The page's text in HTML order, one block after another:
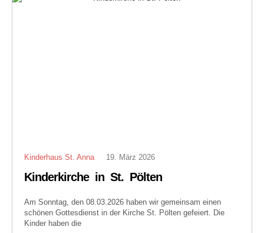
Kinderhaus St. Anna 19. März 2026
Kinderkirche in St. Pölten
Am Sonntag, den 08.03.2026 haben wir gemeinsam einen
schönen Gottesdienst in der Kirche St. Pölten gefeiert. Die
Kinder haben die